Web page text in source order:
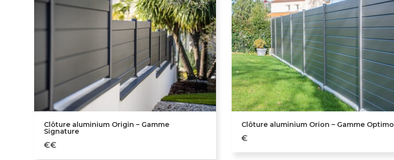
Persienné
Classic
Quadra
Élevé
Clôture aluminium Origin – Gamme
Signature
€€
Clôture aluminium Orion – Gamme Optimo
€